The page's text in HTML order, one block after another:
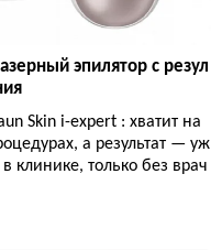
эпилятор с резул
Skin i-expert : хватит на
а результат — уж
клинике, только без врач